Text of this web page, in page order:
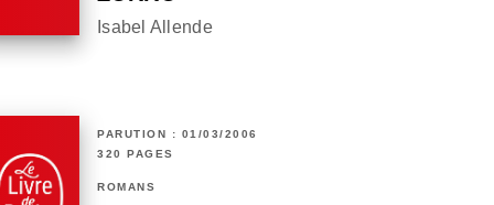
Isabel Allende
PARUTION : 01/03/2006
320 PAGES
ROMANS